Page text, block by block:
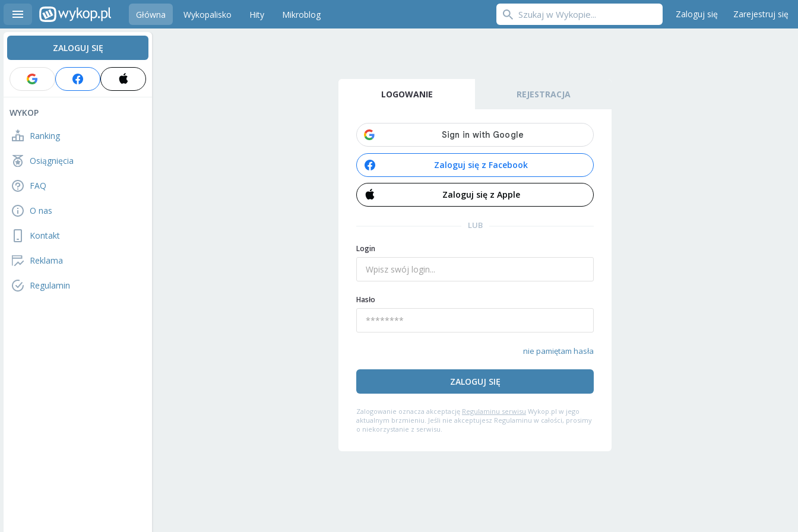
Główna Wykopalisko Hity Mikroblog Zaloguj się Zarejestruj się
ZALOGUJ SIĘ
WYKOP
Ranking
Osiągnięcia
FAQ
O nas
Kontakt
Reklama
Regulamin
LOGOWANIE REJESTRACJA
Zaloguj się z Facebook
Zaloguj się z Apple
LUB
Login
Hasło
nie pamiętam hasła
ZALOGUJ SIĘ
Zalogowanie oznacza akceptację Regulaminu serwisu Wykop.pl w jego
aktualnym brzmieniu. Jeśli nie akceptujesz Regulaminu w całości, prosimy
o niekorzystanie z serwisu.